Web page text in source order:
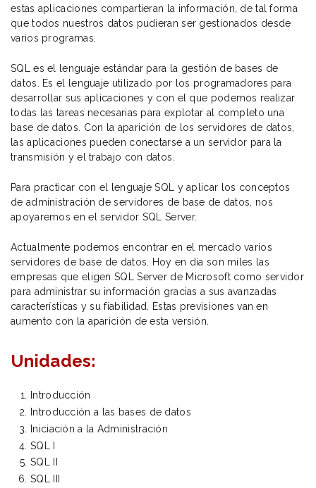
estas aplicaciones compartieran la información, de tal forma
que todos nuestros datos pudieran ser gestionados desde
varios programas.
SQL es el lenguaje estándar para la gestión de bases de
datos. Es el lenguaje utilizado por los programadores para
desarrollar sus aplicaciones y con el que podemos realizar
todas las tareas necesarias para explotar al completo una
base de datos. Con la aparición de los servidores de datos,
las aplicaciones pueden conectarse a un servidor para la
transmisión y el trabajo con datos.
Para practicar con el lenguaje SQL y aplicar los conceptos
de administración de servidores de base de datos, nos
apoyaremos en el servidor SQL Server.
Actualmente podemos encontrar en el mercado varios
servidores de base de datos. Hoy en día son miles las
empresas que eligen SQL Server de Microsoft como servidor
para administrar su información gracias a sus avanzadas
características y su fiabilidad. Estas previsiones van en
aumento con la aparición de esta versión.
Unidades:
Introducción
Introducción a las bases de datos
Iniciación a la Administración
SQL I
SQL II
SQL III